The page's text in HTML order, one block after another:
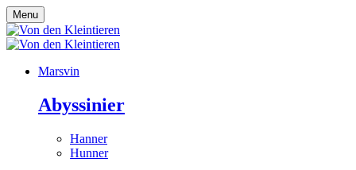
Menu
Marsvin
Abyssinier
Hanner
Hunner